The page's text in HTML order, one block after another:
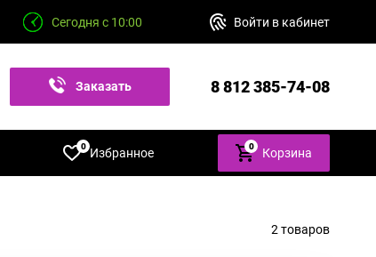
Сегодня с 10:00 Войти в кабинет
Заказать 8 812 385-74-08
Избранное
0 0 Корзина
2 товаров